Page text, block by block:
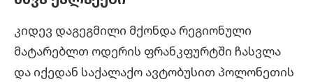
კიდევ დაგეგმილი მქონდა რეგიონული
მატარებლთ ოდერის ფრანკფურტში ჩასვლა
და იქედან საქალაქო ავტობუსით პოლონეთის